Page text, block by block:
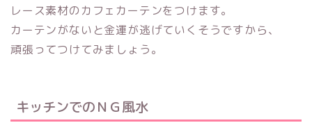
レース素材のカフェカーテンをつけます。
カーテンがないと金運が逃げていくそうですから、
頑張ってつけてみましょう。
キッチンでのＮＧ風水